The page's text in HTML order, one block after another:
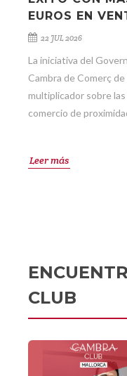
EUROS EN
22 JUL 2026
La iniciativa del
Cambra de Comerç
multiplicador sobre
comercio de
Leer más
CLUB